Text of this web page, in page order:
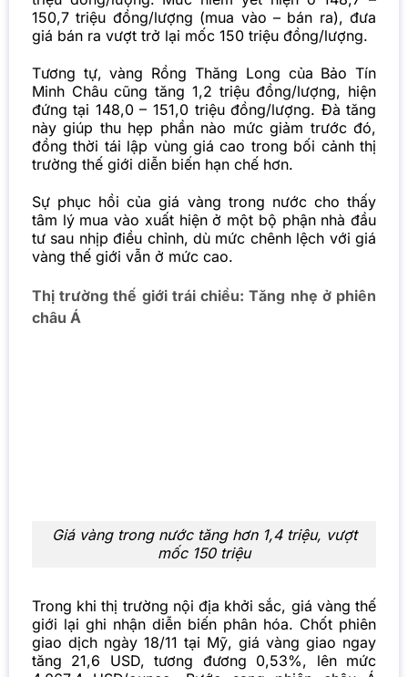
150,7 triệu đồng/lượng (mua vào – bán ra), đưa
giá bán ra vượt trở lại mốc 150 triệu đồng/lượng.
Tương tự, vàng Rồng Thăng Long của Bảo Tín
Minh Châu cũng tăng 1,2 triệu đồng/lượng, hiện
đứng tại 148,0 – 151,0 triệu đồng/lượng. Đà tăng
này giúp thu hẹp phần nào mức giảm trước đó,
đồng thời tái lập vùng giá cao trong bối cảnh thị
trường thế giới diễn biến hạn chế hơn.
Sự phục hồi của giá vàng trong nước cho thấy
tâm lý mua vào xuất hiện ở một bộ phận nhà đầu
tư sau nhịp điều chỉnh, dù mức chênh lệch với giá
vàng thế giới vẫn ở mức cao.
Thị trường thế giới trái chiều: Tăng nhẹ ở phiên
châu Á
Giá vàng trong nước tăng hơn 1,4 triệu, vượt
mốc 150 triệu
Trong khi thị trường nội địa khởi sắc, giá vàng thế
giới lại ghi nhận diễn biến phân hóa. Chốt phiên
giao dịch ngày 18/11 tại Mỹ, giá vàng giao ngay
tăng 21,6 USD, tương đương 0,53%, lên mức